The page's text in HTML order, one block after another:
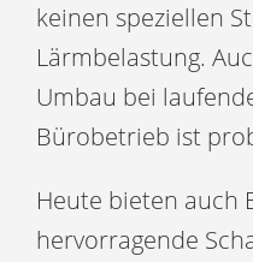
keinen speziellen
Lärmbelastung.
Umbau bei
Bürobetrieb ist
Heute bieten auch
hervorragende